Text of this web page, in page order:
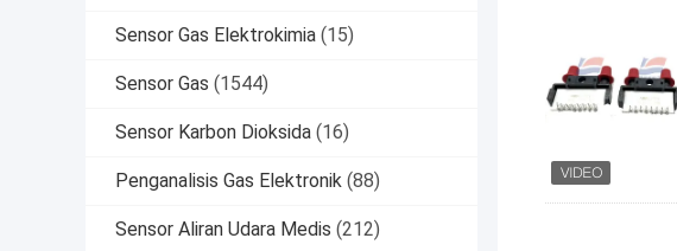
Sensor Gas Elektrokimia (15)
Sensor Gas (1544)
Sensor Karbon Dioksida (16)
Penganalisis Gas Elektronik (88)
Sensor Aliran Udara Medis (212)